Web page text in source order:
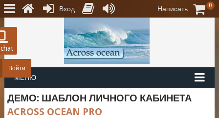
Войти
МЕНЮ
ДЕМО: ШАБЛОН ЛИЧНОГО КАБИНЕТА
ACROSS OCEAN PRO
Вход Написать 0